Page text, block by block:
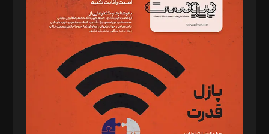
د‌بیر خدمت و تجارت: ابوالفضل رجبی
د‌بیر حقوق فناوری: حسام‌الدین ایپکچی
د‌بیر پیوست جهان: مینا پاکدل
د‌بیر تحریریه آنلاین: بابک نقاش
تحریریه‌: مجتبی محمود‌ی، آرش برهمند، یسنا امان‌پور، سروش کرمیان،
مصطفی مسجدی آرانی، ابوالفضل رجبی، زهرا فکرانه، فائزه فتحی
رستمی،مصطفی باستان
ویرایش: نگار استاد‌‌آقا